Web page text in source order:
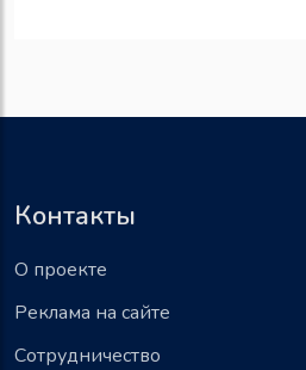
Контакты
О проекте
Реклама на сайте
Сотрудничество